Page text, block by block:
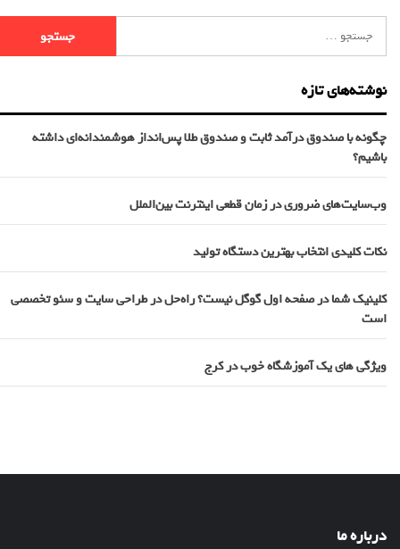
نوشته‌های تازه
چگونه با صندوق درآمد ثابت و صندوق طلا پس‌انداز هوشمندانه‌ای داشته
باشیم؟
وب‌سایت‌های ضروری در زمان قطعی اینترنت بین‌الملل
نکات کلیدی انتخاب بهترین دستگاه تولید
کلینیک شما در صفحه اول گوگل نیست؟ راه‌حل در طراحی سایت و سئو تخصصی
است
ویژگی های یک آموزشگاه خوب در کرج
درباره ما